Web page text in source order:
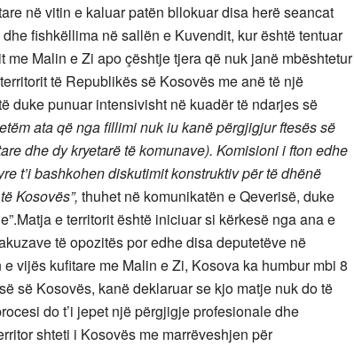
në vitin e kaluar patën bllokuar disa herë seancat
fishkëllima në sallën e Kuvendit, kur është tentuar
Malin e Zi apo çështje tjera që nuk janë mbështetur
të Republikës së Kosovës me anë të një
duke punuar intensivisht në kuadër të ndarjes së
ata që nga fillimi nuk iu kanë përgjigjur ftesës së
dhe dy kryetarë të komunave). Komisioni i fton edhe
t’i bashkohen diskutimit konstruktiv për të dhënë
Kosovës”, thuhet në komunikatën e Qeverisë, duke
e territorit është iniciuar si kërkesë nga ana e
të opozitës por edhe disa deputetëve në
vijës kufitare me Malin e Zi, Kosova ka humbur mbi 8
së Kosovës, kanë deklaruar se kjo matje nuk do të
do t’i jepet një përgjigje profesionale dhe
shteti i Kosovës me marrëveshjen për